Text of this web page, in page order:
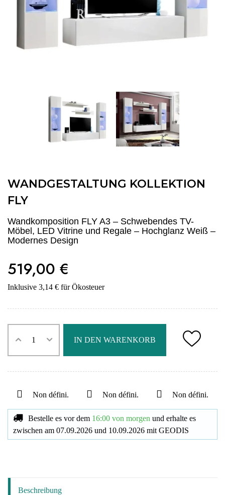
WANDGESTALTUNG KOLLEKTION
FLY
Wandkomposition FLY A3 – Schwebendes TV-
Möbel, LED Vitrine und Regale – Hochglanz Weiß –
Modernes Design
519,00 €
Inklusive 3,14 € für Ökosteuer
IN DEN WARENKORB
Non défini. Non défini. Non défini.
Bestelle es vor dem 16:00 von morgen und erhalte es
zwischen am 07.09.2026 und 10.09.2026 mit GEODIS
Beschreibung